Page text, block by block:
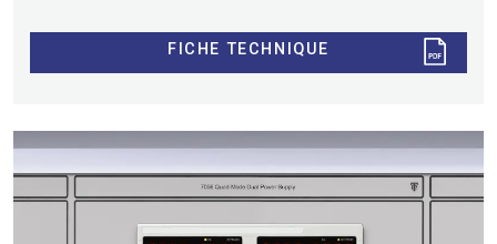
FICHE TECHNIQUE